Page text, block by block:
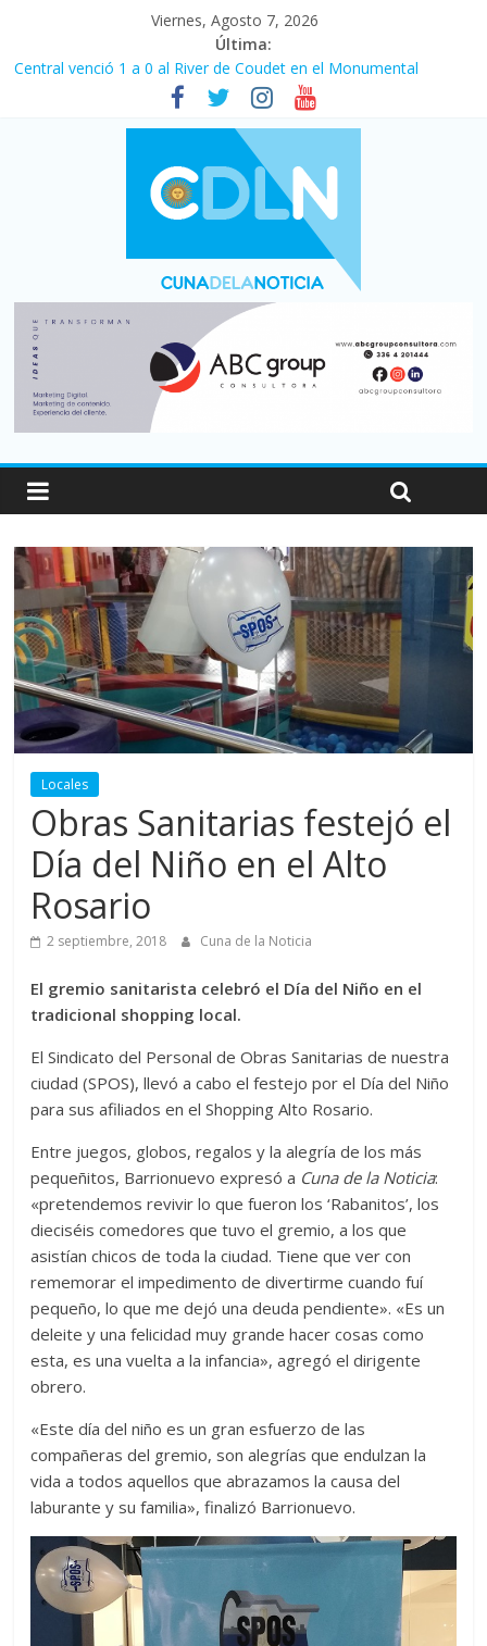
Viernes, Agosto 7, 2026
Última:
Central venció 1 a 0 al River de Coudet en el Monumental
La morosidad alcanzó su nivel más alto en dos décadas y ya
afecta a 400 mil deudores en Santa Fe
Desde que asumió Milei cerraron 41.000 kioscos: el sector
denuncia crisis como en 2001
Vacaciones de invierno con más movimiento y consumo
turístico: 4,6 millones de personas viajaron por el país, un 5,9%
Fuerte caída de la venta de autos usados en julio: bajó un 12,6%
Locales
Obras Sanitarias festejó el
Día del Niño en el Alto
Rosario
2 septiembre, 2018 Cuna de la Noticia
El gremio sanitarista celebró el Día del Niño en el
tradicional shopping local.
El Sindicato del Personal de Obras Sanitarias de nuestra
ciudad (SPOS), llevó a cabo el festejo por el Día del Niño
para sus afiliados en el Shopping Alto Rosario.
Entre juegos, globos, regalos y la alegría de los más
pequeñitos, Barrionuevo expresó a Cuna de la Noticia:
«pretendemos revivir lo que fueron los ‘Rabanitos’, los
dieciséis comedores que tuvo el gremio, a los que
asistían chicos de toda la ciudad. Tiene que ver con
rememorar el impedimento de divertirme cuando fuí
pequeño, lo que me dejó una deuda pendiente». «Es un
deleite y una felicidad muy grande hacer cosas como
esta, es una vuelta a la infancia», agregó el dirigente
obrero.
«Este día del niño es un gran esfuerzo de las
compañeras del gremio, son alegrías que endulzan la
vida a todos aquellos que abrazamos la causa del
laburante y su familia», finalizó Barrionuevo.